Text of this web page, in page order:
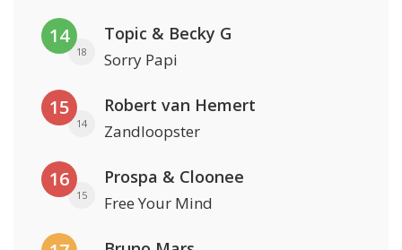
14
18
Topic & Becky G
Sorry Papi
15
14
Robert van Hemert
Zandloopster
16
15
Prospa & Cloonee
Free Your Mind